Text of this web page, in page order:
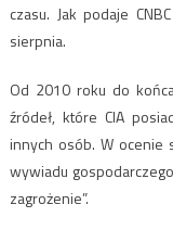
czasu. Jak podaje
sierpnia.
Od 2010 roku do
źródeł, które CIA
innych osób. W ocenie
wywiadu
zagrożenie”.